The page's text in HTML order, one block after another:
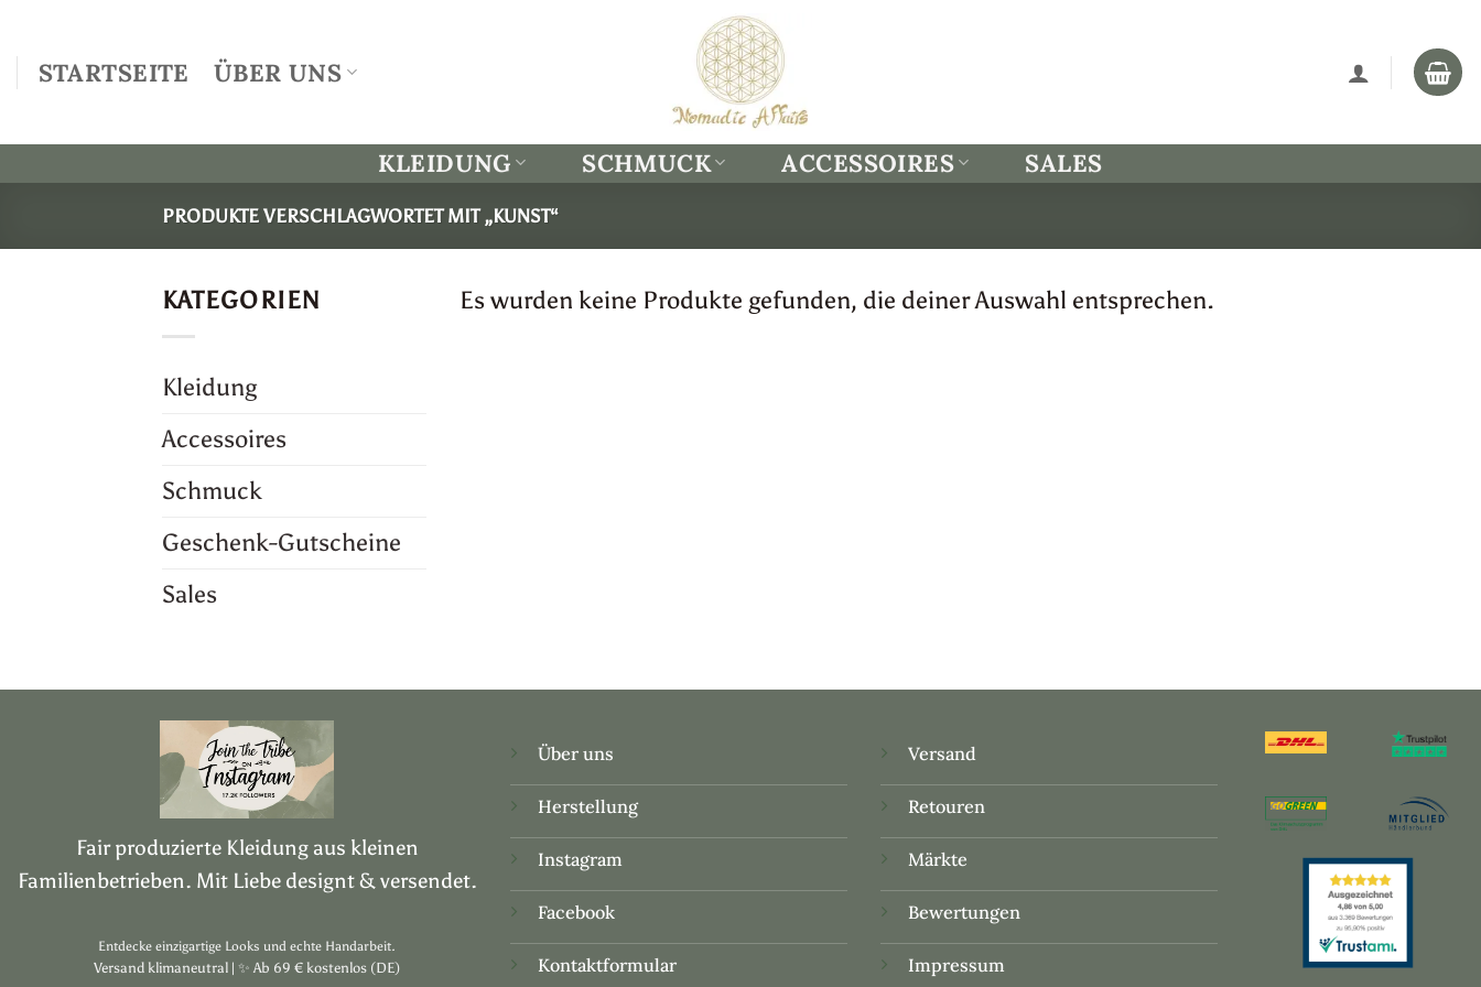
Inhalt
springen
STARTSEITE ÜBER UNS
KLEIDUNG SCHMUCK ACCESSOIRES SALES
PRODUKTE VERSCHLAGWORTET MIT „KUNST“
KATEGORIEN
Kleidung
Accessoires
Schmuck
Geschenk-Gutscheine
Sales
Es wurden keine Produkte gefunden, die deiner Auswahl entsprechen.
Fair produzierte Kleidung aus kleinen
Familienbetrieben. Mit Liebe designt & versendet.
Entdecke einzigartige Looks und echte Handarbeit.
Versand klimaneutral | ✨ Ab 69 € kostenlos (DE)
Über uns
Herstellung
Instagram
Facebook
Kontaktformular
Versand
Retouren
Märkte
Bewertungen
Impressum